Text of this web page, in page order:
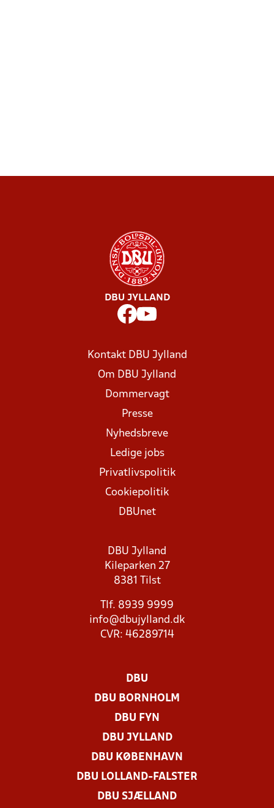
DBU JYLLAND
Kontakt DBU Jylland
Om DBU Jylland
Dommervagt
Presse
Nyhedsbreve
Ledige jobs
Privatlivspolitik
Cookiepolitik
DBUnet
DBU Jylland
Kileparken 27
8381 Tilst
Tlf. 8939 9999
info@dbujylland.dk
CVR: 46289714
DBU
DBU BORNHOLM
DBU FYN
DBU JYLLAND
DBU KØBENHAVN
DBU LOLLAND-FALSTER
DBU SJÆLLAND